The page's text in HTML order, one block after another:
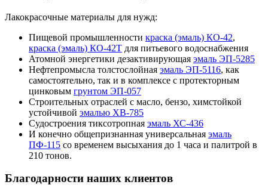
Лакокрасочные материалы для нужд:
Пищевой промышленности краска (эмаль) КО-42,
краска (эмаль) КО-42Т для питьевого водоснабжения
Атомной энергетики дезактивирующая эмаль ЭП-5285
Нефтепромысла толстослойная эмаль ЭП-5116, как
самостоятельно, так и в комплексе с протекторным
цинковым грунтом ЭП-057
Строительных отраслей с масло, бензо, химстойкой
устойчивой эмалью ХВ-785
Судостроения тиксотропная эмаль ХС-436
И конечно общепризнанная универсальная эмаль
ПФ-115 со временем высыхания до 1 часа и палитрой в
210 тонов.
Благодарности наших клиентов